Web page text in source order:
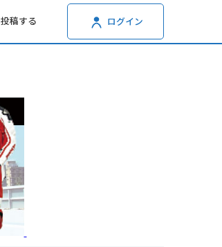
投稿する ログイン